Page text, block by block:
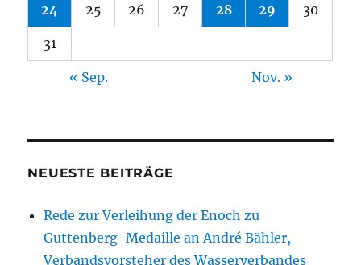
24 25 26 27 28 29 30
31
« Sep. Nov. »
NEUESTE BEITRÄGE
Rede zur Verleihung der Enoch zu
Guttenberg-Medaille an André Bähler,
Verbandsvorsteher des Wasserverbandes